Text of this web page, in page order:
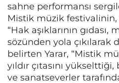
sahne performansı
Mistik müzik festivalinin,
“Hak aşıklarının
sözünden yola çıkılarak
belirten Yarar, “Mistik
yıldır çıtasını
ve sanatseverler